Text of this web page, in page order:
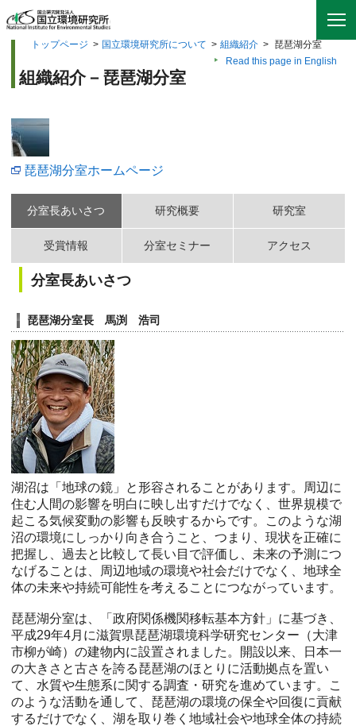
トップページ > 国立環境研究所について > 組織紹介 > 琵琶湖分室
Read this page in English
組織紹介－琵琶湖分室
琵琶湖分室ホームページ
分室長あいさつ 研究概要 研究室
受賞情報 分室セミナー アクセス
分室長あいさつ
琵琶湖分室長 馬渕 浩司
湖沼は「地球の鏡」と形容されることがあります。周辺に
住む人間の影響を明白に映し出すだけでなく、世界規模で
起こる気候変動の影響も反映するからです。このような湖
沼の環境にしっかり向き合うこと、つまり、現状を正確に
把握し、過去と比較して長い目で評価し、未来の予測につ
なげることは、周辺地域の環境や社会だけでなく、地球全
体の未来や持続可能性を考えることにつながっています。
琵琶湖分室は、「政府関係機関移転基本方針」に基づき、
平成29年4月に滋賀県琵琶湖環境科学研究センター（大津
市柳が崎）の建物内に設置されました。開設以来、日本一
の大きさと古さを誇る琵琶湖のほとりに活動拠点を置い
て、水質や生態系に関する調査・研究を進めています。こ
のような活動を通して、琵琶湖の環境の保全や回復に貢献
するだけでなく、湖を取り巻く地域社会や地球全体の持続